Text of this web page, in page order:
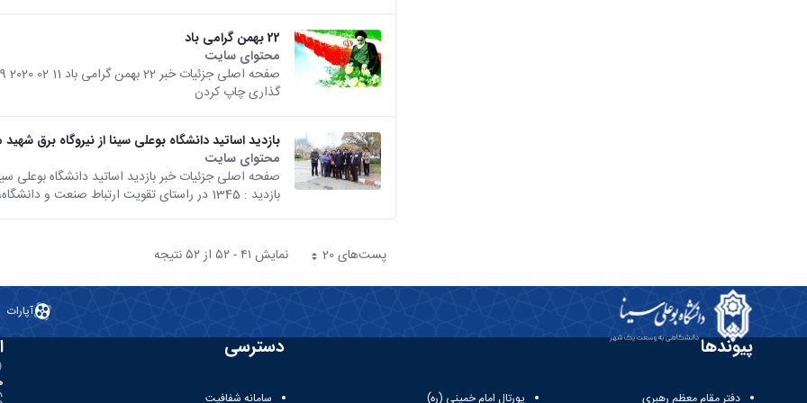
22 بهمن گرامی باد
محتوای سایت
گذاری چاپ کردن
بازدید اساتید دانشگاه بوعلی سینا از نیروگاه برق
محتوای سایت
بازدید : 1345 در راستای تقویت ارتباط صنعت و دانشگاه، نشست مشترک مدیر دفتر...
پست‌‌های 20هر صفحه نمایش ۴۱ - ۵۲ از ۵۲ نتیجه
آپارات
پیوندها
دفتر مقام معظم رهبری پورتال امام خمینی (ره)
دسترسی
سامانه شفافیت